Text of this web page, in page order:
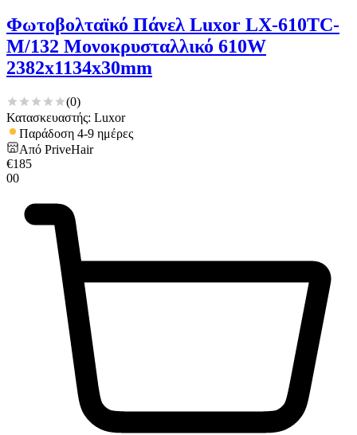
Φωτοβολταϊκό Πάνελ Luxor LX-610TC-
M/132 Μονοκρυσταλλικό 610W
2382x1134x30mm
(0)
Κατασκευαστής: Luxor
Παράδοση 4-9 ημέρες
Από PriveHair
€185
00